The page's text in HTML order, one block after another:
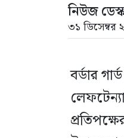
নিউজ
৩১
বর্ডার